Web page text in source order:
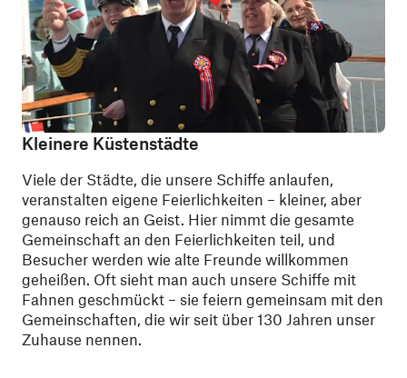
Kleinere Küstenstädte
Viele der Städte, die unsere Schiffe anlaufen,
veranstalten eigene Feierlichkeiten – kleiner, aber
genauso reich an Geist. Hier nimmt die gesamte
Gemeinschaft an den Feierlichkeiten teil, und
Besucher werden wie alte Freunde willkommen
geheißen. Oft sieht man auch unsere Schiffe mit
Fahnen geschmückt – sie feiern gemeinsam mit den
Gemeinschaften, die wir seit über 130 Jahren unser
Zuhause nennen.